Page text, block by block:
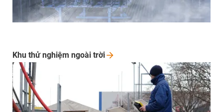
Khu thử nghiệm ngoài trời